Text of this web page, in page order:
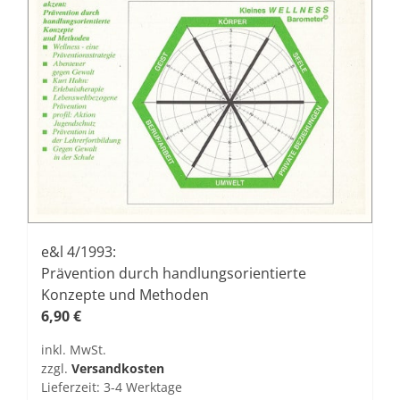
e&l 4/1993:
Prävention durch handlungsorientierte
Konzepte und Methoden
6,90€
inkl. MwSt.
zzgl. Versandkosten
Lieferzeit: 3-4 Werktage